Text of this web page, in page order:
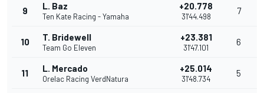
9 L. Baz
Ten Kate Racing - Yamaha
+20.778
31'44.498
7
10 T. Bridewell
Team Go Eleven
+23.381
31'47.101
6
11 L. Mercado
Orelac Racing VerdNatura
+25.014
31'48.734
5